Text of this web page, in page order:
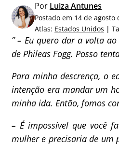
a
r
p
o
:
Por Luiza Antunes
Postado em 14 de
Atlas: Estados Unidos |
” – Eu quero dar a volta
de Phileas Fogg. Posso
Para minha descrença, o
intenção era mandar um
minha ida. Então, fomos
– É impossível que você
mulher e precisaria de um